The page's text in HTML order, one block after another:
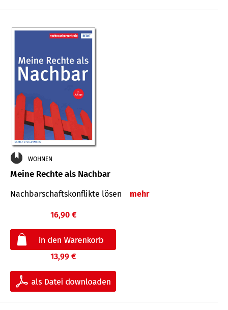
WOHNEN
Meine Rechte als Nachbar
Nach­bar­schafts­konflikte lösen mehr
16,90 €
13,99 €